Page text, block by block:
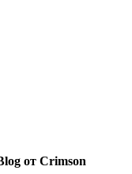
от Crimson